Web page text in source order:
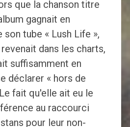
que la chanson titre
gagnait en
tube « Lush Life »,
dans les charts,
suffisamment en
déclarer « hors de
fait qu'elle ait eu le
au raccourci
pour leur non-